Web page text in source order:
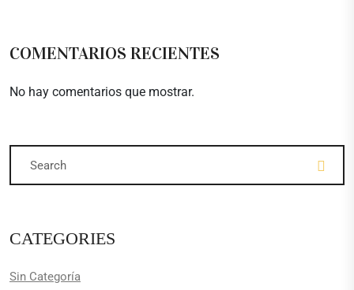
COMENTARIOS RECIENTES
No hay comentarios que mostrar.
CATEGORIES
Sin Categoría